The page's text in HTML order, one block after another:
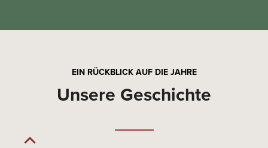
EIN RÜCKBLICK AUF DIE JAHRE
Unsere Geschichte
2025